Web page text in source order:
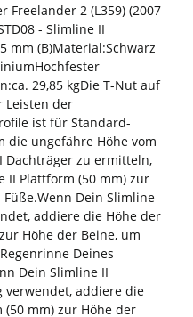
Freelander 2 (L359) (2007
- Slimline II
mm (B)Material:Schwarz
29,85 kgDie T-Nut auf
Leisten der
ist für Standard-
die ungefähre Höhe vom
Dachträger zu ermitteln,
II Plattform (50 mm) zur
Dein Slimline
addiere die Höhe der
Höhe der Beine, um
Deines
Dein Slimline II
verwendet, addiere die
mm) zur Höhe der